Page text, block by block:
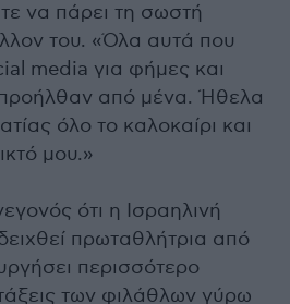
να πάρει τη σωστή
του. «Όλα αυτά που
media για φήμες και
από μένα. Ήθελα
όλο το καλοκαίρι και
μου.»
ότι η Ισραηλινή
πρωταθλήτρια από
περισσότερο
των φιλάθλων γύρω